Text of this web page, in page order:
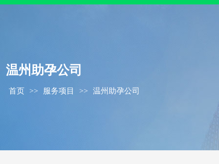
温州助孕公司
首页 >> 服务项目 >> 温州助孕公司